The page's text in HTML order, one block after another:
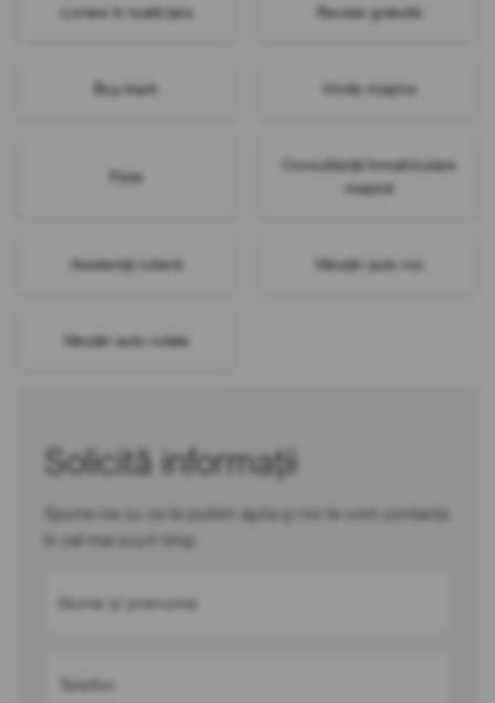
Livrare în toată țara Revizie gratuită
Buy-back Vinde mașina
Flote
Consultanță înmatriculare
mașină
Asistență rutieră Vânzări auto noi
Vânzări auto rulate
Solicită informații
Spune-ne cu ce te putem ajuta și noi te vom contacta
în cel mai scurt timp
Nume și prenume
Telefon